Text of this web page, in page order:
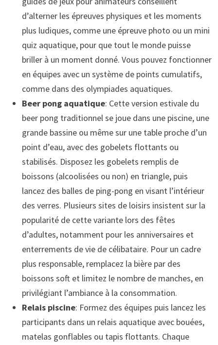
d’alterner les épreuves physiques et les moments
plus ludiques, comme une épreuve photo ou un mini
quiz aquatique, pour que tout le monde puisse
briller à un moment donné. Vous pouvez fonctionner
en équipes avec un système de points cumulatifs,
comme dans des olympiades aquatiques.
Beer pong aquatique: Cette version estivale du
beer pong traditionnel se joue dans une piscine, une
grande bassine ou même sur une table proche d’un
point d’eau, avec des gobelets flottants ou
stabilisés. Disposez les gobelets remplis de
boissons (alcoolisées ou non) en triangle, puis
lancez des balles de ping-pong en visant l’intérieur
des verres. Plusieurs sites de loisirs insistent sur la
popularité de cette variante lors des fêtes
d’adultes, notamment pour les anniversaires et
enterrements de vie de célibataire. Pour un cadre
plus responsable, remplacez la bière par des
boissons soft et limitez le nombre de manches, en
privilégiant l’ambiance à la consommation.
Relais piscine: Formez des équipes puis lancez les
participants dans un relais aquatique avec bouées,
matelas gonflables ou tapis flottants. Chaque